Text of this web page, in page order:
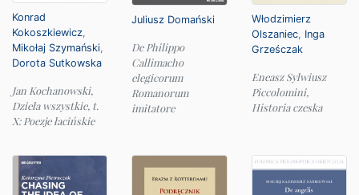
Konrad
Kokoszkiewicz,
Mikołaj Szymański,
Dorota Sutkowska
Jan Kochanowski,
Dzieła wszystkie, t.
X: Poezje łacińskie
Juliusz Domański
De Philippo
Callimacho
elegicorum
Romanorum
imitatore
Włodzimierz
Olszaniec, Inga
Grześczak
Eneasz Sylwiusz
Piccolomini,
Historia czeska